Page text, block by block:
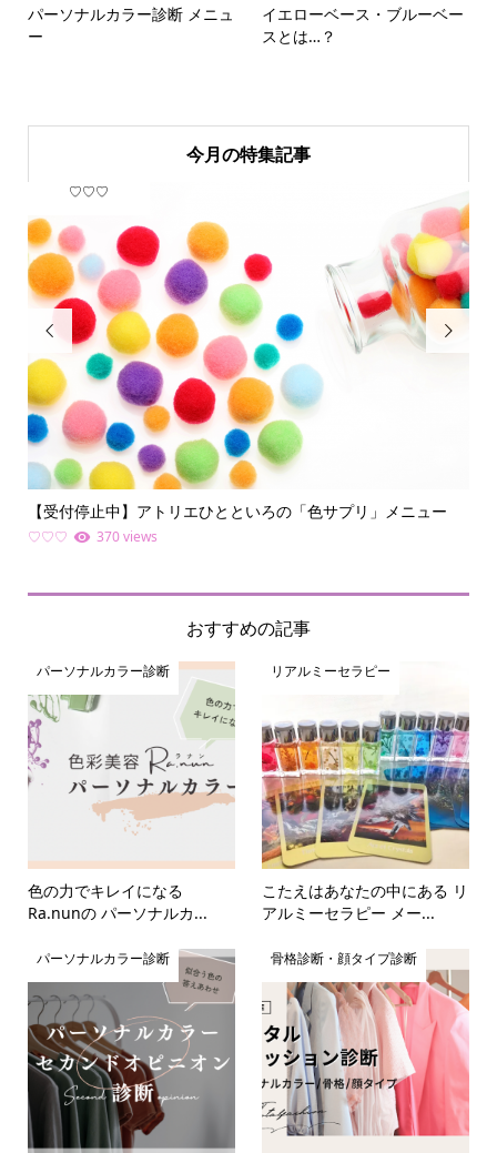
パーソナルカラー診断 メニュ
ー
イエローベース・ブルーベー
スとは…？
今月の特集記事

【受付停止中】アトリエひとといろの「色サプリ」メニュー
♡♡♡ 370 views
♡♡♡

おすすめの記事
パーソナルカラー診断
色の力でキレイになる
Ra.nunの パーソナルカ...
リアルミーセラピー
こたえはあなたの中にある リ
アルミーセラピー メー...
パーソナルカラー診断 骨格診断・顔タイプ診断